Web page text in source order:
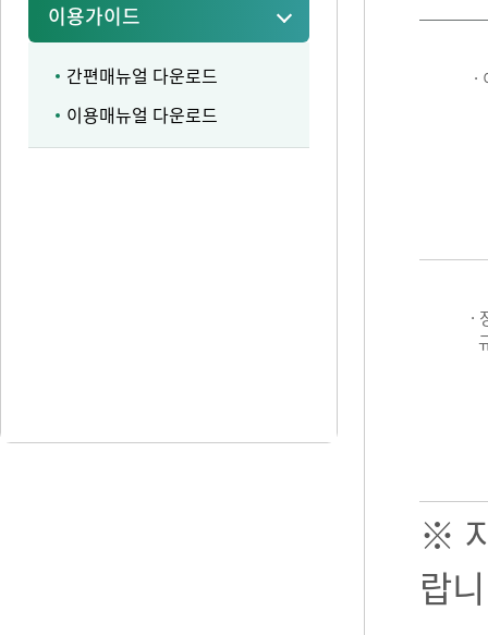
이용가이드
간편매뉴얼 다운로드
이용매뉴얼 다운로드
·
·
※
랍